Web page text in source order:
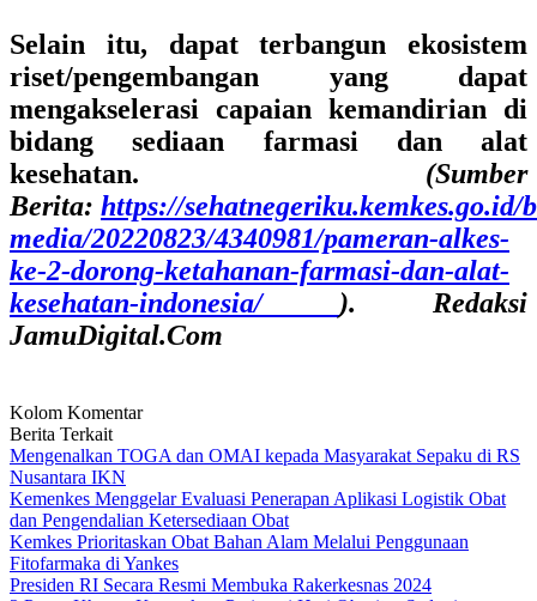
Selain itu, dapat terbangun ekosistem
riset/pengembangan yang dapat
mengakselerasi capaian kemandirian di
bidang sediaan farmasi dan alat
kesehatan. (Sumber
Berita: https://sehatnegeriku.kemkes.go.id/
media/20220823/4340981/pameran-alkes-
ke-2-dorong-ketahanan-farmasi-dan-alat-
kesehatan-indonesia/ ). Redaksi
JamuDigital.Com
Kolom Komentar
Berita Terkait
Mengenalkan TOGA dan OMAI kepada Masyarakat Sepaku di RS
Nusantara IKN
Kemenkes Menggelar Evaluasi Penerapan Aplikasi Logistik Obat
dan Pengendalian Ketersediaan Obat
Kemkes Prioritaskan Obat Bahan Alam Melalui Penggunaan
Fitofarmaka di Yankes
Presiden RI Secara Resmi Membuka Rakerkesnas 2024